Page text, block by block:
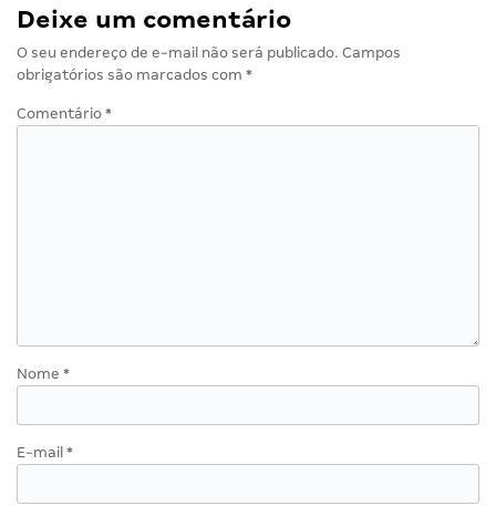
Deixe um comentário
O seu endereço de e-mail não será publicado. Campos
obrigatórios são marcados com *
Comentário *
Nome *
E-mail *